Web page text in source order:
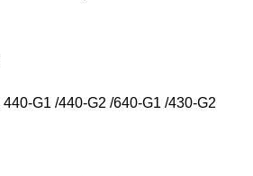
440-G1 /440-G2 /640-G1 /430-G2